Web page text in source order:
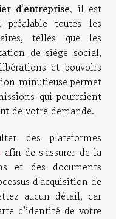
d'entreprise, il est
préalable toutes les
telles que les
de siège social,
et pouvoirs
minutieuse permet
qui pourraient
de votre demande.
des plateformes
afin de s'assurer de la
et des documents
d'acquisition de
aucun détail, car
d'identité de votre